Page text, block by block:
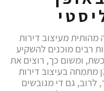
מהותית מעיצוב דירות
רבים מוכנים להשקיע
ומשום כך, רוצים את
מתמחה בעיצוב דירות
לרוב, גם די מגובשים